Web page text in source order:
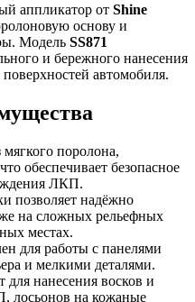
аппликатор от Shine
основу и
Модель SS871
и бережного нанесения
автомобиля.
поролона,
обеспечивает безопасное
ЛКП.
позволяет надёжно
на сложных рельефных
местах.
для работы с панелями
и мелкими деталями.
для нанесения восков и
лосьонов на кожаные